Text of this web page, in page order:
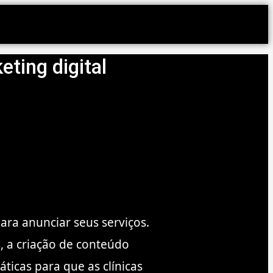
digital
anunciar seus serviços.
a criação de conteúdo
para que as clínicas